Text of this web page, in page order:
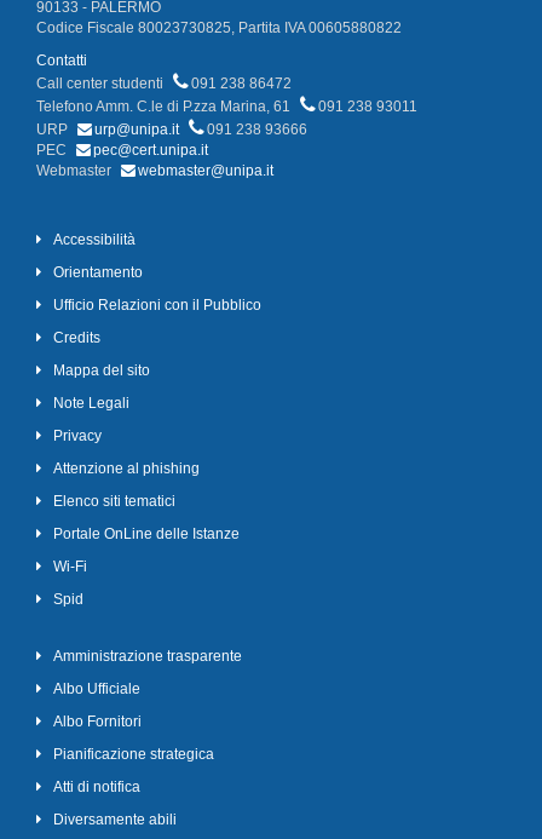
90133 - PALERMO
Codice Fiscale 80023730825, Partita IVA 00605880822
Contatti
Call center studenti
091 238 86472
Telefono Amm. C.le di P.zza Marina, 61
091 238 93011
URP
urp@unipa.it
091 238 93666
PEC
pec@cert.unipa.it
Webmaster
webmaster@unipa.it
Accessibilità
Orientamento
Ufficio Relazioni con il Pubblico
Credits
Mappa del sito
Note Legali
Privacy
Attenzione al phishing
Elenco siti tematici
Portale OnLine delle Istanze
Wi-Fi
Spid
Amministrazione trasparente
Albo Ufficiale
Albo Fornitori
Pianificazione strategica
Atti di notifica
Diversamente abili